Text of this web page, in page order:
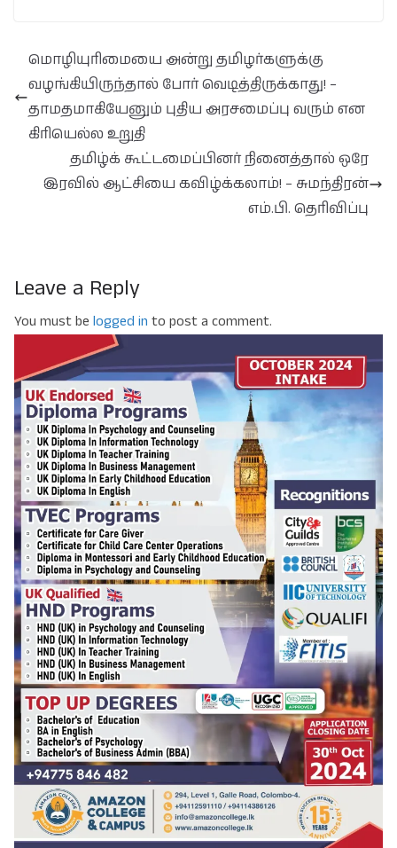
மொழியுரிமையை அன்று தமிழர்களுக்கு
வழங்கியிருந்தால் போர் வெடித்திருக்காது! –
தாமதமாகியேனும் புதிய அரசமைப்பு வரும் என
கிரியெல்ல உறுதி
தமிழ்க் கூட்டமைப்பினர் நினைத்தால் ஒரே
இரவில் ஆட்சியை கவிழ்க்கலாம்! – சுமந்திரன்
எம்.பி. தெரிவிப்பு
Leave a Reply
You must be logged in to post a comment.